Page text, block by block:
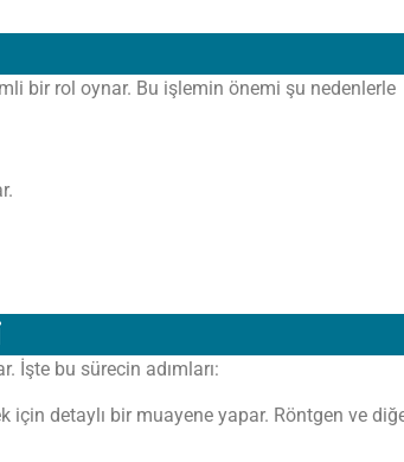
bir rol oynar. Bu işlemin önemi şu nedenlerle
İşte bu sürecin adımları:
detaylı bir muayene yapar. Röntgen ve